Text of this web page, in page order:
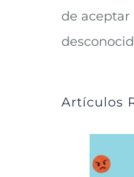
de aceptar
Artículos